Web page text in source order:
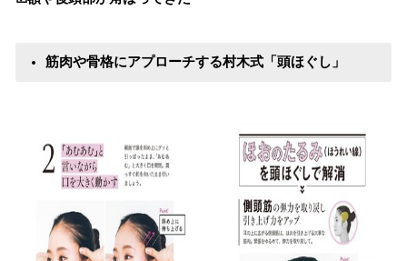
筋肉や骨格にアプローチする村木式「頭ほぐし」